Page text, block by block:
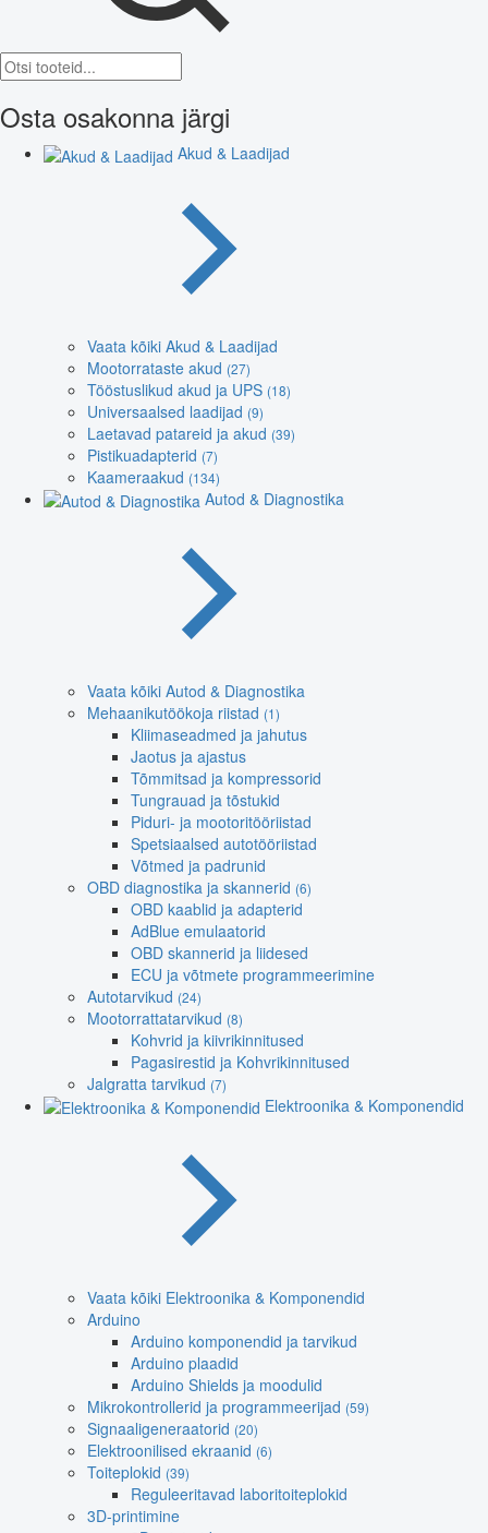
Osta osakonna järgi
Akud & Laadijad
Vaata kõiki Akud & Laadijad
Mootorrataste akud (27)
Tööstuslikud akud ja UPS (18)
Universaalsed laadijad (9)
Laetavad patareid ja akud (39)
Pistikuadapterid (7)
Kaameraakud (134)
Autod & Diagnostika
Vaata kõiki Autod & Diagnostika
Mehaanikutöökoja riistad (1)
Kliimaseadmed ja jahutus
Jaotus ja ajastus
Tõmmitsad ja kompressorid
Tungrauad ja tõstukid
Piduri- ja mootoritööriistad
Spetsiaalsed autotööriistad
Võtmed ja padrunid
OBD diagnostika ja skannerid (6)
OBD kaablid ja adapterid
AdBlue emulaatorid
OBD skannerid ja liidesed
ECU ja võtmete programmeerimine
Autotarvikud (24)
Mootorrattatarvikud (8)
Kohvrid ja kiivrikinnitused
Pagasirestid ja Kohvrikinnitused
Jalgratta tarvikud (7)
Elektroonika & Komponendid
Vaata kõiki Elektroonika & Komponendid
Arduino
Arduino komponendid ja tarvikud
Arduino plaadid
Arduino Shields ja moodulid
Mikrokontrollerid ja programmeerijad (59)
Signaaligeneraatorid (20)
Elektroonilised ekraanid (6)
Toiteplokid (39)
Reguleeritavad laboritoiteplokid
3D-printimine